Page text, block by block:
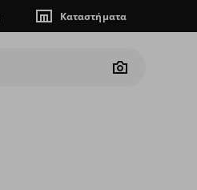
Καταστήματα
Camera